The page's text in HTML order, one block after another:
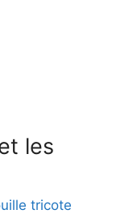
les
tricote